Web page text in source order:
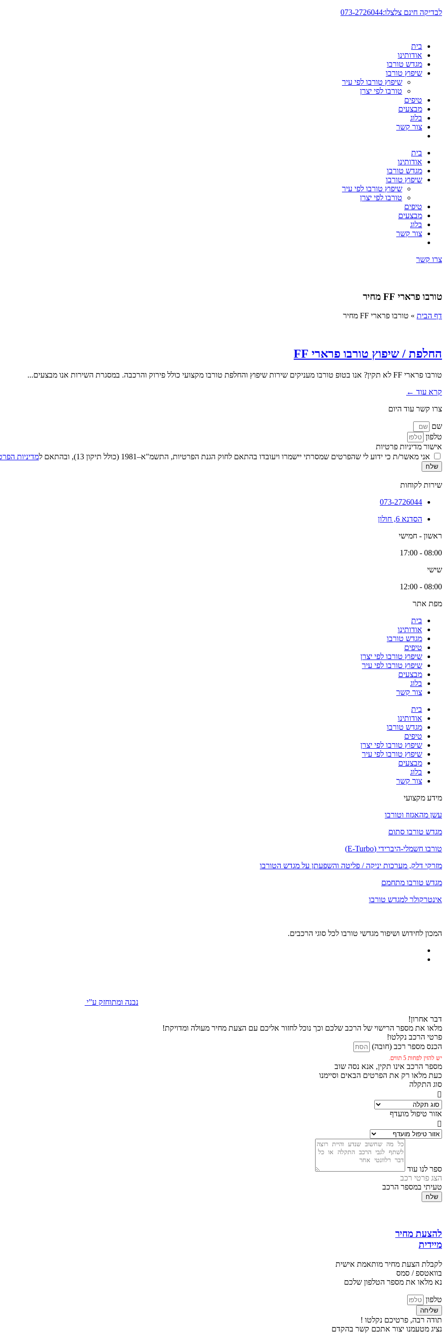
דלג
לבדיקה חינם צלצלו:073-2726044
בית
אודותינו
מגדש טורבו
שיפוץ טורבו
שיפוץ טורבו לפי עיר
טורבו לפי יצרן
טיפים
מבצעים
בלוג
צור קשר
בית
אודותינו
מגדש טורבו
שיפוץ טורבו
שיפוץ טורבו לפי עיר
טורבו לפי יצרן
טיפים
מבצעים
בלוג
צור קשר
צרו קשר
טורבו פרארי FF מחיר
דף הבית » טורבו פרארי FF מחיר
החלפת / שיפוץ טורבו פרארי FF
טורבו פרארי FF לא תקין? אנו בטופ טורבו מעניקים שירות שיפוץ והחלפת טורבו מקצועי כולל פירוק והרכבה. במסגרת השירות אנו מבצעים...
קרא עוד ←
צרו קשר עוד היום
שם
טלפון
אישור מדיניות פרטיות
אני מאשר/ת כי ידוע לי שהפרטים שמסרתי יישמרו ויעובדו בהתאם לחוק הגנת הפרטיות, התשמ"א–1981 (כולל תיקון 13), ובהתאם ל
מדיניות
שלח
שירות לקוחות
073-2726044
הסדנא 6, חולון
ראשון - חמישי
08:00 - 17:00
שישי
08:00 - 12:00
מפת אתר
בית
אודותינו
מגדש טורבו
טיפים
שיפוץ טורבו לפי יצרן
שיפוץ טורבו לפי עיר
מבצעים
בלוג
צור קשר
בית
אודותינו
מגדש טורבו
טיפים
שיפוץ טורבו לפי יצרן
שיפוץ טורבו לפי עיר
מבצעים
בלוג
צור קשר
מידע מקצועי
עשן מהאגזוז וטורבו
מגדש טורבו סתום
טורבו חשמלי-היברידי (E-Turbo)
מזרקי דלק, מערכות יניקה / פליטה והשפעתן על מגדש הטורבו
מגדש טורבו מתחמם
אינטרקולר למגדש טורבו
המכון לחידוש ושיפור מגדשי טורבו לכל סוגי הרכבים.
נבנה ומתוחזק ע”י
דבר אחרון!
מלאו את מספר הרישוי של הרכב שלכם וכך נוכל לחזור אליכם עם הצעת מחיר מעולה ומדויקת!
פרטי הרכב נקלטו!
הכנס מספר רכב (חובה)
יש להזין לפחות 5 תווים.
מספר הרכב אינו תקין, אנא נסה שוב
כעת מלאו רק את הפרטים הבאים וסיימנו
סוג התקלה
אזור טיפול מועדף
ספר לנו עוד
הצג פרטי רכב
טעיתי במספר הרכב
שלח
להצעת מחיר
מיידית
לקבלת הצעת מחיר מותאמת אישית
בוואטספ / סמס
נא מלאו את מספר הטלפון שלכם
טלפון
שליחה
תודה רבה, פרטיכם נקלטו !
נציג מטעמנו יצור אתכם קשר בהקדם